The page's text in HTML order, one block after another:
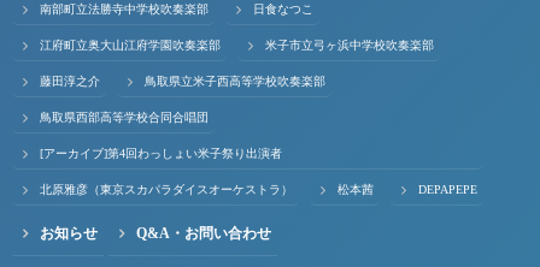
南部町立法勝寺中学校吹奏楽部 日食なつこ
江府町立奥大山江府学園吹奏楽部 米子市立弓ヶ浜中学校吹奏楽部
藤田淳之介 鳥取県立米子西高等学校吹奏楽部
鳥取県西部高等学校合同合唱団
[アーカイブ]第4回わっしょい米子祭り出演者
北原雅彦（東京スカパラダイスオーケストラ） 松本茜 DEPAPEPE
お知らせ Q&A・お問い合わせ